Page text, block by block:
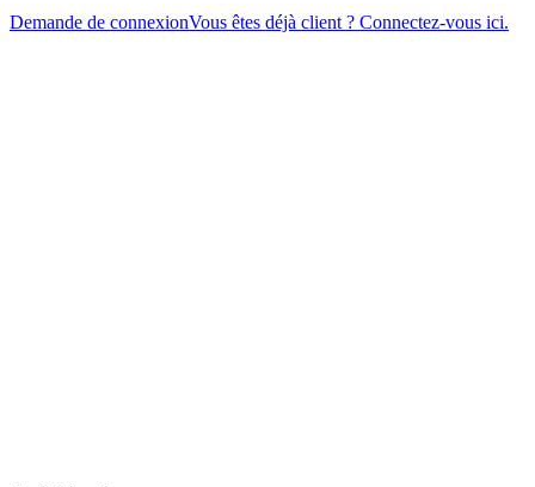
Demande de connexionVous êtes déjà client ? Connectez-vous ici.